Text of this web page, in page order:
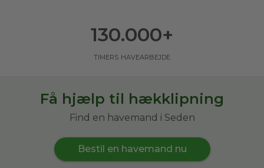
timers havearbejde
130.000+
Få hjælp til hækklipning
Find en havemand i Seden
Bestil en havemand nu